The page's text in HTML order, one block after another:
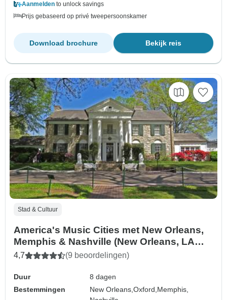
Aanmelden to unlock savings
Prijs gebaseerd op privé tweepersoonskamer
Bekijk reis
Download brochure
Stad & Cultuur
America's Music Cities met New Orleans,
Memphis & Nashville (New Orleans, LA
naar Nashville, TN) (2026)
4,7 (9 beoordelingen)
Duur
8 dagen
Bestemmingen
New Orleans,Oxford,Memphis,